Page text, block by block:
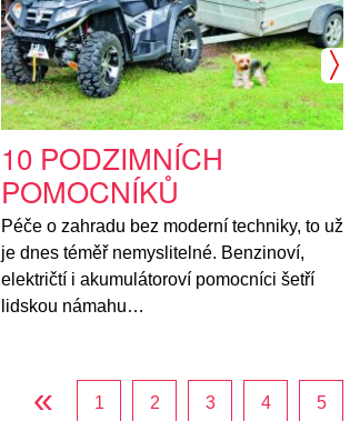
10 PODZIMNÍCH
POMOCNÍKŮ
Péče o zahradu bez moderní techniky, to už
je dnes téměř nemyslitelné. Benzinoví,
električtí i akumulátoroví pomocníci šetří
lidskou námahu…
« 1 2 3 4 5